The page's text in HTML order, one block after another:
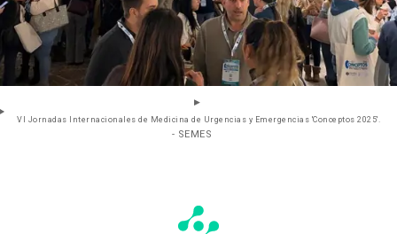
VI Jornadas Internacionales de Medicina de Urgencias y Emergencias 'Conceptos 2025'.
- SEMES